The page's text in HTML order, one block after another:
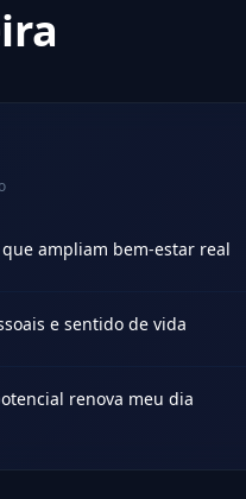
ampliam bem-estar real
e sentido de vida
renova meu dia